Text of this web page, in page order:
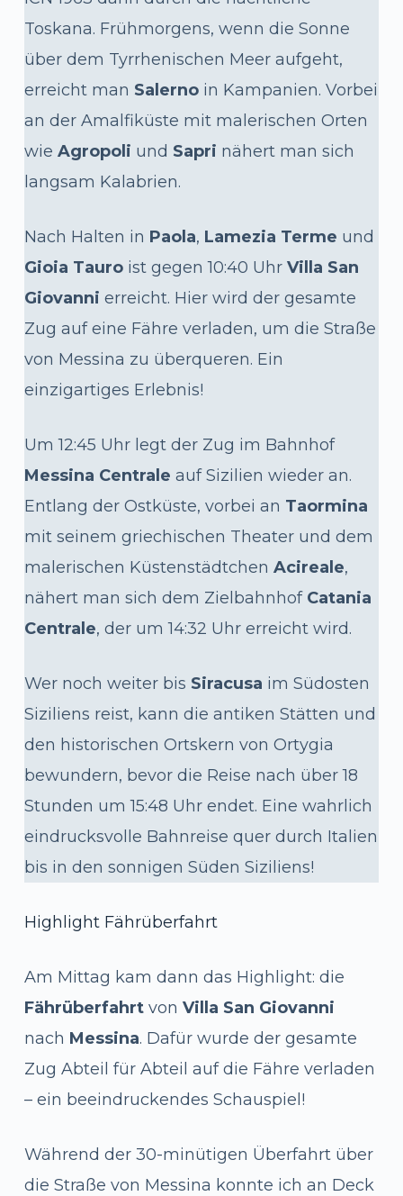
Toskana. Frühmorgens, wenn die Sonne
über dem Tyrrhenischen Meer aufgeht,
erreicht man Salernoin Kampanien. Vorbei
an der Amalfiküste mit malerischen Orten
wie Agropoli und Sapri nähert man sich
langsam Kalabrien.
Nach Halten in Paola, Lamezia Terme und
Gioia Tauroist gegen 10:40 Uhr Villa San
Giovanni erreicht. Hier wird der gesamte
Zug auf eine Fähre verladen, um die Straße
von Messina zu überqueren. Ein
einzigartiges Erlebnis!
Um 12:45 Uhr legt der Zug im Bahnhof
Messina Centrale auf Sizilien wieder an.
Entlang der Ostküste, vorbei an Taormina
mit seinem griechischen Theater und dem
malerischen Küstenstädtchen Acireale,
nähert man sich dem Zielbahnhof Catania
Centrale, der um 14:32 Uhr erreicht wird.
Wer noch weiter bis Siracusa im Südosten
Siziliens reist, kann die antiken Stätten und
den historischen Ortskern von Ortygia
bewundern, bevor die Reise nach über 18
Stunden um 15:48 Uhr endet. Eine wahrlich
eindrucksvolle Bahnreise quer durch Italien
bis in den sonnigen Süden Siziliens!
Highlight Fährüberfahrt
Am Mittag kam dann das Highlight: die
Fährüberfahrtvon Villa San Giovanni
nach Messina. Dafür wurde der gesamte
Zug Abteil für Abteil auf die Fähre verladen
– ein beeindruckendes Schauspiel!
Während der 30-minütigen Überfahrt über
die Straße von Messina konnte ich an Deck